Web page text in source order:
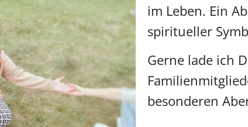
im Leben. Ein
spiritueller
Gerne lade ich
besonderen